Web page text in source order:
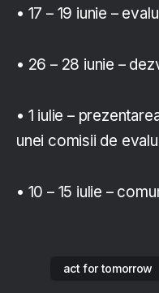
• 17 – 19 iunie –
• 26 – 28 iunie –
• 1 iulie –
unei comisii de
• 10 – 15 iulie –
act for tomorrow